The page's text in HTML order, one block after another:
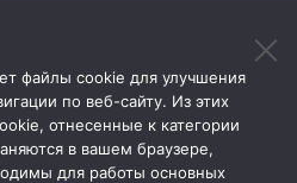
Ешилор 11/3, Кишинёв
- Пятница: 08:00 - 17:00
файлы cookie для улучшения
по веб-сайту. Из этих
отнесенные к категории
в вашем браузере,
для работы основных